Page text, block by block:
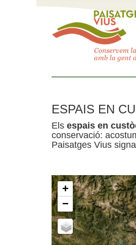
ESPAIS EN
Els espais en
conservació:
Paisatges Vius
+
−